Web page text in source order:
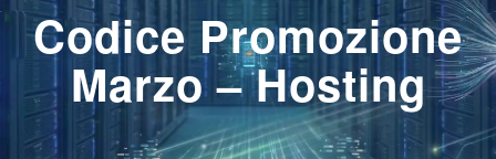
Codice Promozione
Marzo – Hosting